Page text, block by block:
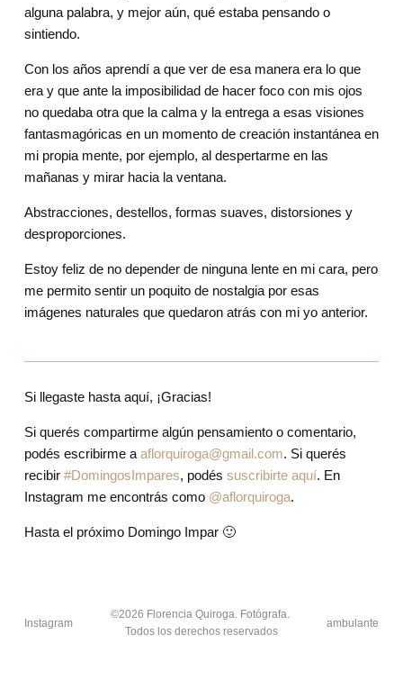
alguna palabra, y mejor aún, qué estaba pensando o
sintiendo.
Con los años aprendí a que ver de esa manera era lo que
era y que ante la imposibilidad de hacer foco con mis ojos
no quedaba otra que la calma y la entrega a esas visiones
fantasmagóricas en un momento de creación instantánea en
mi propia mente, por ejemplo, al despertarme en las
mañanas y mirar hacia la ventana.
Abstracciones, destellos, formas suaves, distorsiones y
desproporciones.
Estoy feliz de no depender de ninguna lente en mi cara, pero
me permito sentir un poquito de nostalgia por esas
imágenes naturales que quedaron atrás con mi yo anterior.
Si llegaste hasta aquí, ¡Gracias!
Si querés compartirme algún pensamiento o comentario,
podés escribirme a aflorquiroga@gmail.com. Si querés
recibir #DomingosImpares, podés suscribirte aquí. En
Instagram me encontrás como @aflorquiroga.
Hasta el próximo Domingo Impar 🙂
Instagram
©2026 Florencia Quiroga. Fotógrafa.
Todos los derechos reservados
ambulante